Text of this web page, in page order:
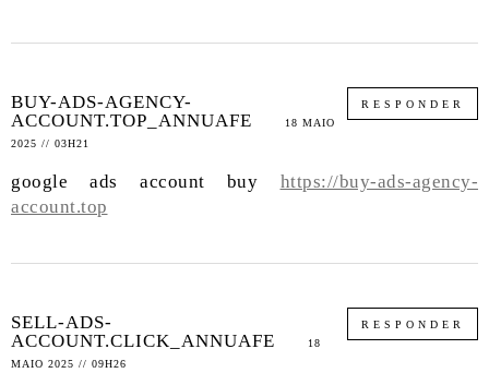
BUY-ADS-AGENCY-
ACCOUNT.TOP_ANNUAFE
18 MAIO
2025 // 03H21
RESPONDER
google ads account buy https://buy-ads-agency-
account.top
SELL-ADS-
ACCOUNT.CLICK_ANNUAFE
18
MAIO 2025 // 09H26
RESPONDER